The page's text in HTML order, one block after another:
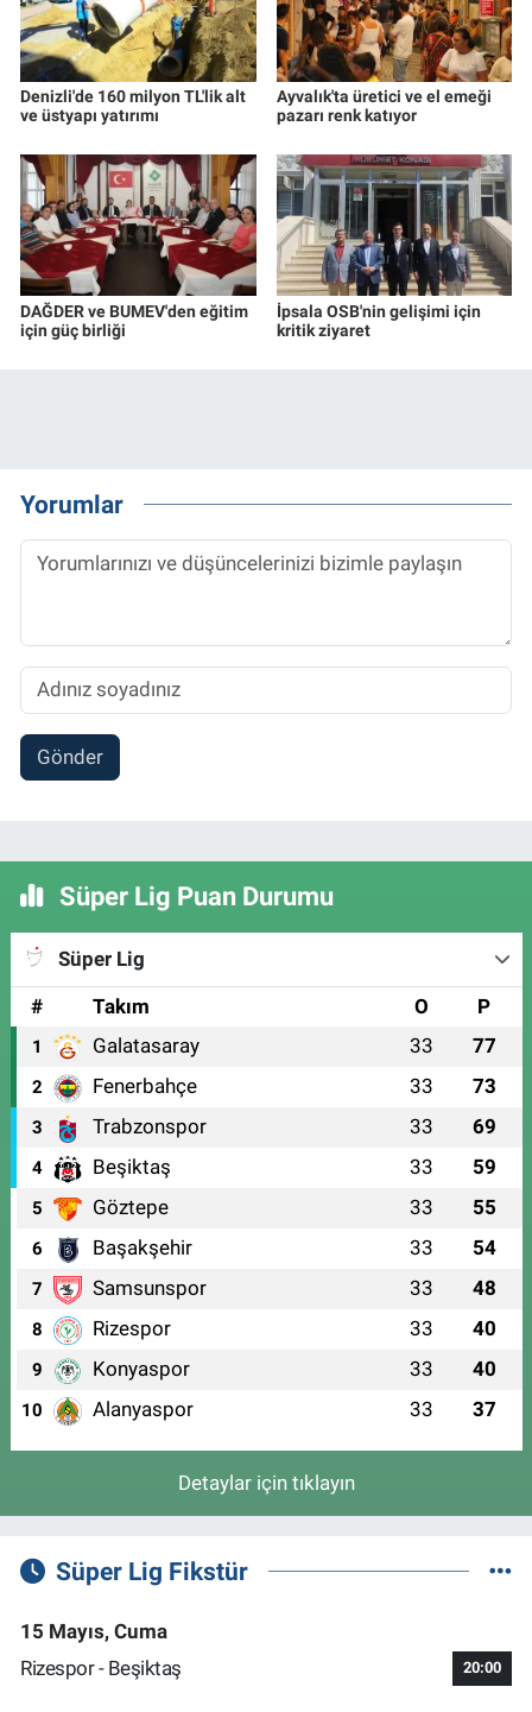
Denizli'de 160 milyon TL'lik alt
ve üstyapı yatırımı
Ayvalık'ta üretici ve el emeği
pazarı renk katıyor
DAĞDER ve BUMEV'den eğitim
için güç birliği
İpsala OSB'nin gelişimi için
kritik ziyaret
Yorumlar
Gönder
Süper Lig Puan Durumu
Süper Lig
#
Takım O P
1 Galatasaray 33 77
2 Fenerbahçe 33 73
3 Trabzonspor 33 69
4 Beşiktaş 33 59
5 Göztepe 33 55
6 Başakşehir 33 54
7 Samsunspor 33 48
8 Rizespor 33 40
9 Konyaspor 33 40
10 Alanyaspor 33 37
Detaylar için tıklayın
Süper Lig Fikstür
15 Mayıs, Cuma
Rizespor - Beşiktaş
20:00